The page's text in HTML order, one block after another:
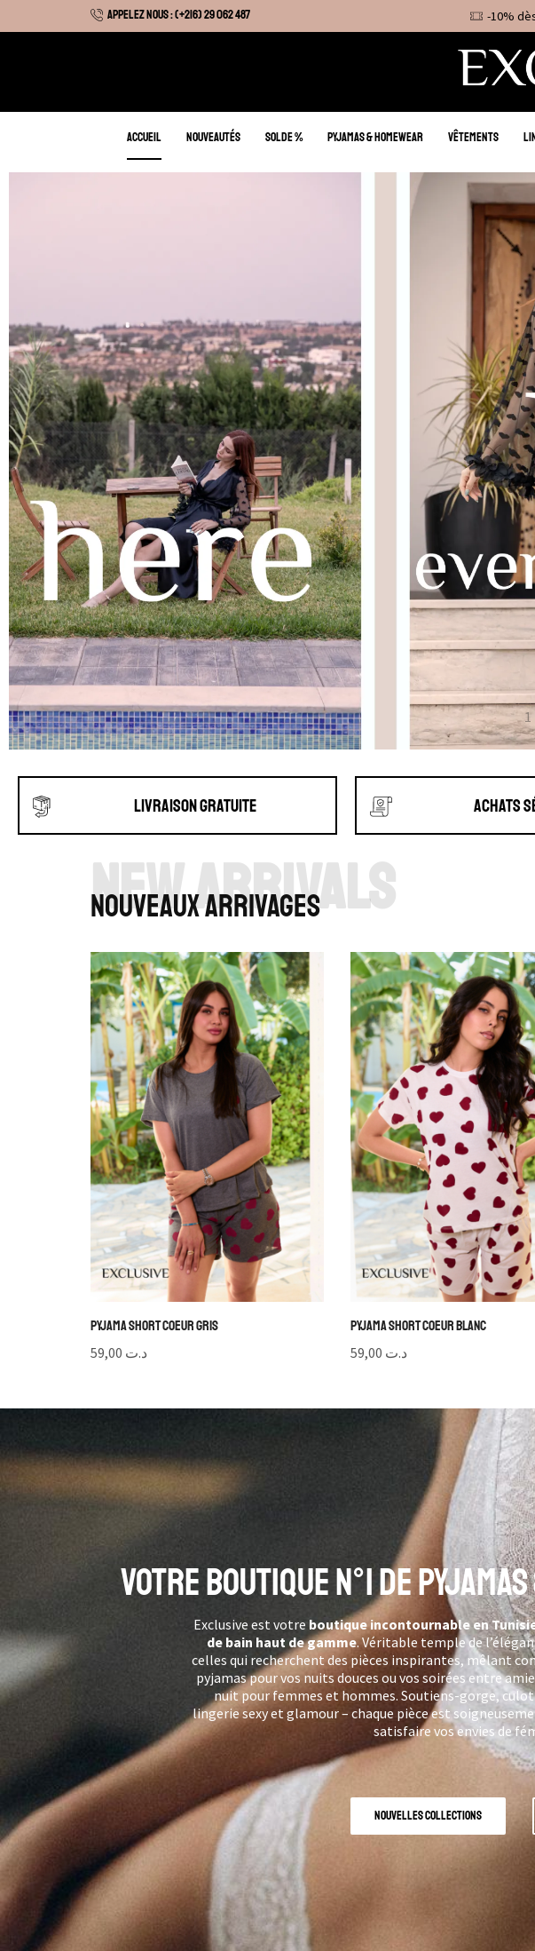
APPELEZ NOUS : (+216) 29 062 487
Hiver : Livraison gratuite sur tous nos articles -10%
ACCUEIL NOUVEAUTÉS SOLDE % PYJAMAS & HOMEWEAR VÊTEMENTS
1
Livraison gratuite Achats
New Arrivals
Nouveaux arrivages
Pyjama Short Coeur Gris
د.ت
Pyjama Short Coeur Blanc
د.ت
Votre Boutique N°1 de
Exclusive est votre boutique incontournable en
de bain haut de gamme. Véritable temple de
celles qui recherchent des pièces inspirantes, mêlant
pyjamas pour vos nuits douces ou vos soirées entre
nuit pour femmes et hommes. Soutiens-gorge,
lingerie sexy et glamour – chaque pièce est
satisfaire vos envies de
Nouvelles collections